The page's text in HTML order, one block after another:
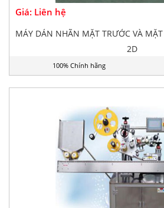
Giá: Liên hệ
MÁY DÁN NHÃN MẶT TRƯỚC VÀ
2D
100% Chính hãng